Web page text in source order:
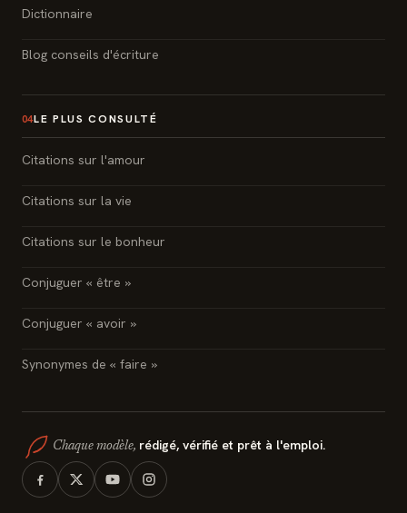
Dictionnaire
Blog conseils d'écriture
04LE PLUS CONSULTÉ
Citations sur l'amour
Citations sur la vie
Citations sur le bonheur
Conjuguer « être »
Conjuguer « avoir »
Synonymes de « faire »
Chaque modèle, rédigé, vérifié et prêt à l'emploi.